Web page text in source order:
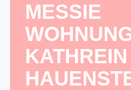
MESSIE